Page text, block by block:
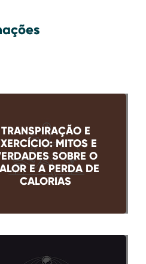
TRANSPIRAÇÃO E
MITOS E
SOBRE O
E A PERDA DE
CALORIAS